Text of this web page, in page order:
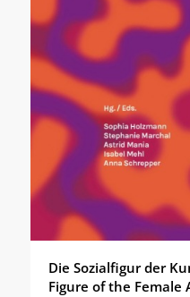
Die Sozialfigur der
Figure of the Female